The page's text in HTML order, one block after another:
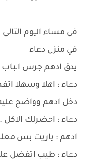
في مساء اليوم التالي
في منزل دعاء
يدق ادهم جرس الباب
دعاء : اهلا وسهلا
دخل ادهم وواضح عليه
دعاء : احضرلك الاكل .
ادهم : ياريت بس
دعاء : طيب اتفضل